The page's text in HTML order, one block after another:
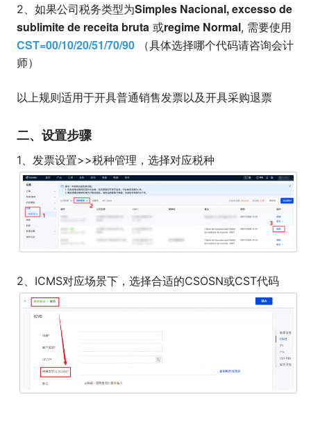
2、如果公司税务类型为Simples Nacional, excesso de
sublimite de receita bruta 或regime Normal, 需要使用
CST=00/10/20/51/70/90 （具体选择哪个代码请咨询会计
师）
以上规则适用于开具普通销售发票以及开具采购退票
二、设置步骤
1、发票设置>>税种管理，选择对应税种
2、ICMS对应场景下，选择合适的CSOSN或CST代码